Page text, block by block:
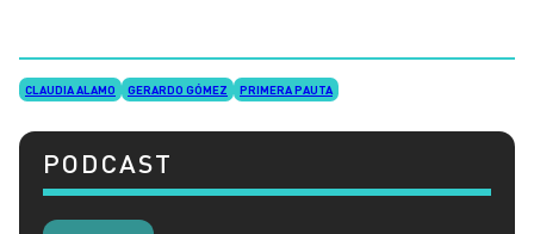
CLAUDIA ALAMO GERARDO GÓMEZ PRIMERA PAUTA
PODCAST